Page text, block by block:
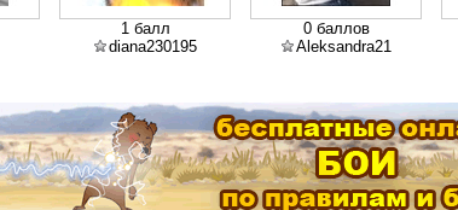
1 балл
diana230195
0 баллов
Aleksandra21